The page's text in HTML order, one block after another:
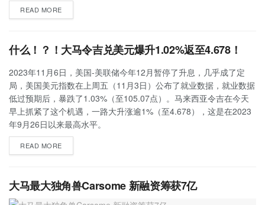
READ MORE
什么！？！大马令吉兑美元爆升1.02%返至4.678！
2023年11月6日，美国-美联储今年12月暂停了升息，几乎成了定
局，美国美元指数在上周五（11月3日）公布了就业数据，就业数据
低过预期后，暴跌了1.03%（至105.07点）。马来西亚令吉在今天
早上抓紧了这个机遇，一路大升涨逾1%（至4.678），这是在2023
年9月26日以来最高水平。
READ MORE
大马最大独角兽Carsome 新融资筹获7亿